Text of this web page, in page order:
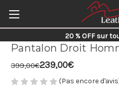
20 % OFF sur
Pantalon Droit
399,00€239,00€
(Pas encore